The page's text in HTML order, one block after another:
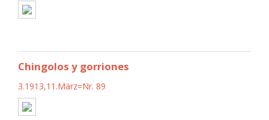
Chingolos y gorriones
3.1913,11.März=Nr. 89